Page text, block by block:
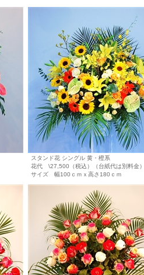
スタンド花 シングル 黄・橙系
花代 \27,500（税込）（台紙代は別料金）
サイズ 幅100ｃｍｘ高さ180ｃｍ